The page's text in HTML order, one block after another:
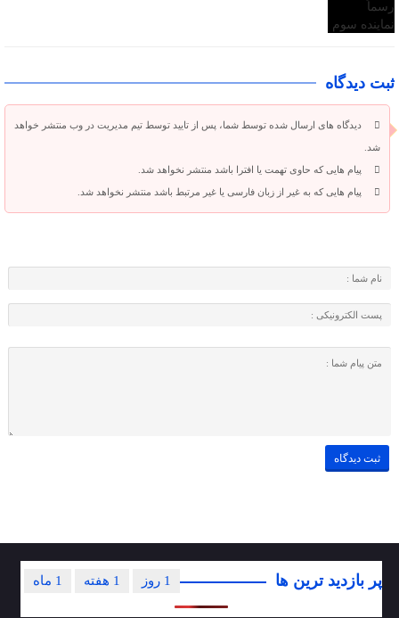
ثبت دیدگاه
دیدگاه های ارسال شده توسط شما، پس از تایید توسط تیم مدیریت در وب منتشر خواهد
شد.
پیام هایی که حاوی تهمت یا افترا باشد منتشر نخواهد شد.
پیام هایی که به غیر از زبان فارسی یا غیر مرتبط باشد منتشر نخواهد شد.
پر بازدید ترین ها 1 ماه 1 هفته 1 روز